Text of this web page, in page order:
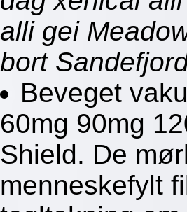
alli gei
bort
Beveget
60mg 90mg
Shield. De
menneskefylt